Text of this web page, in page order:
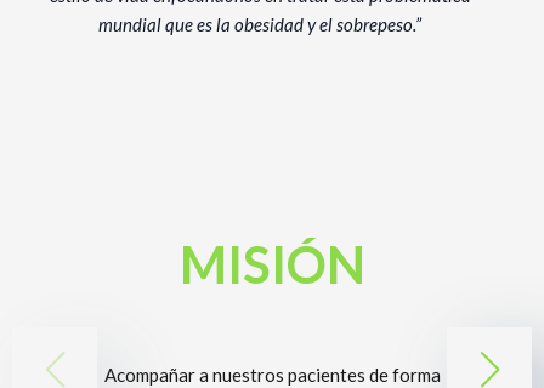
mundial que es la obesidad y el sobrepeso.”
MISIÓN
Acompañar a nuestros pacientes de forma